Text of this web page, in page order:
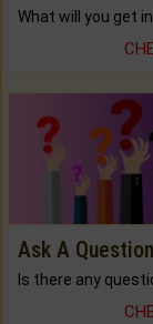
Ask A Question